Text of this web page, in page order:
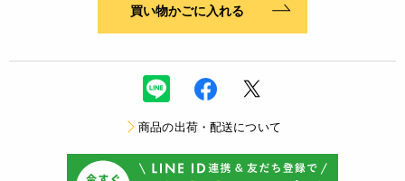
買い物かごに入れる
商品の出荷・配送について